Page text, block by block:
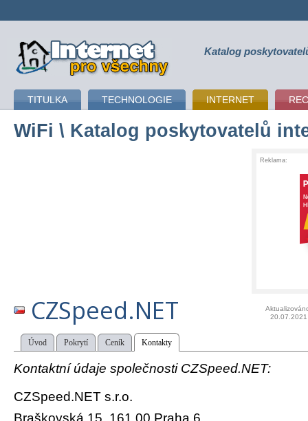
připojení k internetu Katalog
TITULKA TECHNOLOGIE INTERNET
WiFi \ Katalog poskytovatelů
Reklama:
CZSpeed.NET
20.07.2021
Úvod Pokrytí Ceník Kontakty
Kontaktní údaje společnosti CZSpeed.NET:
CZSpeed.NET s.r.o.
Braškovská 15, 161 00 Praha 6